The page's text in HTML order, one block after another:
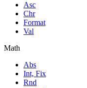
Asc
Chr
Format
Val
Math
Abs
Int, Fix
Rnd